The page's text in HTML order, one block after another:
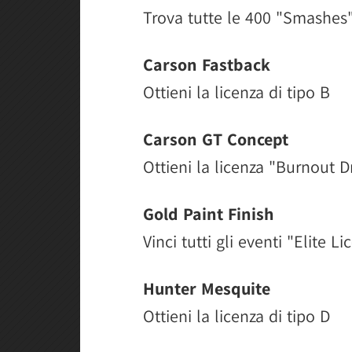
Trova tutte le 400
Carson Fastback
Ottieni la licenza di tipo B
Carson GT Concept
Ottieni la licenza "Burnout
Gold Paint Finish
Vinci tutti gli eventi "Elite
Hunter Mesquite
Ottieni la licenza di tipo D